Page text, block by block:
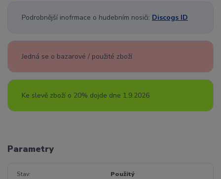
Podrobnější inofrmace o hudebním nosiči: Discogs ID
Jedná se o bazarové / použité zboží
Ke slevě zboží o 20% dojde dne 1.9.2026
Parametry
Stav Použitý